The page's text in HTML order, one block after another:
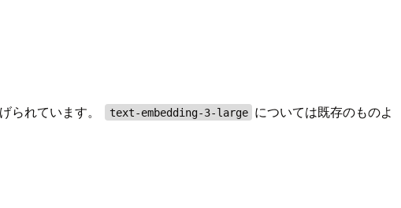
られています。 text-embedding-3-large については既存のものよ